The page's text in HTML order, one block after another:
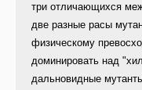
три отличающихся
две разные расы
физическому
доминировать над
дальновидные